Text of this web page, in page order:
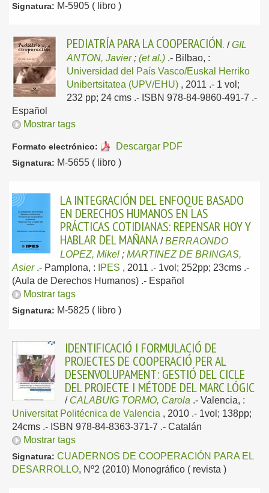
Signatura: M-5905 ( libro )
PEDIATRÍA PARA LA COOPERACIÓN. /GIL
ANTON, Javier; (et al.) .- Bilbao, :
Universidad del País Vasco/Euskal Herriko
Unibertsitatea (UPV/EHU) , 2011 .- 1 vol;
232 pp; 24 cms .- ISBN 978-84-9860-491-7 .-
Español
Mostrar tags
Formato electrónico: Descargar PDF
Signatura: M-5655 ( libro )
LA INTEGRACIÓN DEL ENFOQUE BASADO
EN DERECHOS HUMANOS EN LAS
PRÁCTICAS COTIDIANAS: REPENSAR HOY Y
HABLAR DEL MAÑANA /BERRAONDO
LOPEZ, Mikel ; MARTINEZ DE BRINGAS,
Asier .- Pamplona, : IPES , 2011 .- 1vol; 252pp; 23cms .-
(Aula de Derechos Humanos) .- Español
Mostrar tags
Signatura: M-5825 ( libro )
IDENTIFICACIÓ I FORMULACIÓ DE
PROJECTES DE COOPERACIÓ PER AL
DESENVOLUPAMENT: GESTIÓ DEL CICLE
DEL PROJECTE I MÉTODE DEL MARC LÓGIC
/ CALABUIG TORMO, Carola .- Valencia, :
Universitat Politécnica de Valencia , 2010 .- 1vol; 138pp;
24cms .- ISBN 978-84-8363-371-7 .- Catalán
Mostrar tags
Signatura: CUADERNOS DE COOPERACIÓN PARA EL
DESARROLLO, Nº2 (2010) Monográfico ( revista )